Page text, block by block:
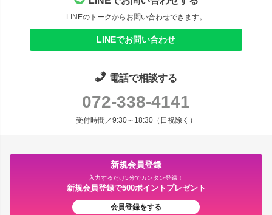
LINEのトークからお問い合わせできます。
LINEでお問い合わせ
電話で相談する
072-338-4141
受付時間／9:30～18:30（日祝除く）
新規会員登録
入力するだけ5分でカンタン登録！
新規会員登録で500ポイントプレゼント
会員登録をする